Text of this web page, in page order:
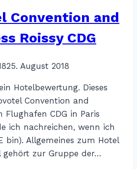
Convention and
Roissy CDG
25. August 2018
Hotelbewertung. Dieses
Convention and
Flughafen CDG in Paris
ich nachreichen, wenn ich
bin). Allgemeines zum Hotel
gehört zur Gruppe der…